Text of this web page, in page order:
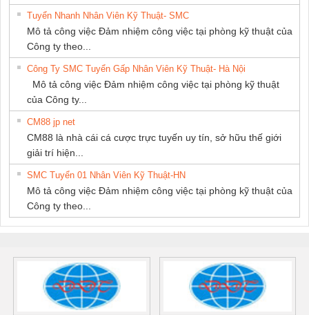
Tuyển Nhanh Nhân Viên Kỹ Thuật- SMC
Mô tả công việc Đảm nhiệm công việc tại phòng kỹ thuật của
Công ty theo...
Công Ty SMC Tuyển Gấp Nhân Viên Kỹ Thuật- Hà Nội
Mô tả công việc Đảm nhiệm công việc tại phòng kỹ thuật
của Công ty...
CM88 jp net
CM88 là nhà cái cá cược trực tuyến uy tín, sở hữu thế giới
giải trí hiện...
SMC Tuyển 01 Nhân Viên Kỹ Thuật-HN
Mô tả công việc Đảm nhiệm công việc tại phòng kỹ thuật của
Công ty theo...